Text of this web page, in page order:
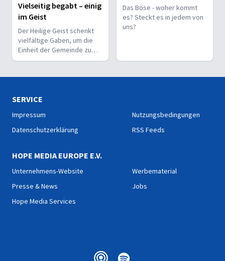
Vielseitig begabt – einig
im Geist
Der Heilige Geist schenkt
vielfältige Gaben, um die
Einheit der Gemeinde zu
stärken und sie zu
Menschen zu bekennen.
Das Böse - woher kommt
es? Steckt es in jedem von
uns?
SERVICE
Impressum
Datenschutzerklärung
Nutzungsbedingungen
RSS Feeds
HOPE MEDIA EUROPE E.V.
Unternehmens-Website
Presse & News
Hope Media Services
Werbematerial
Jobs